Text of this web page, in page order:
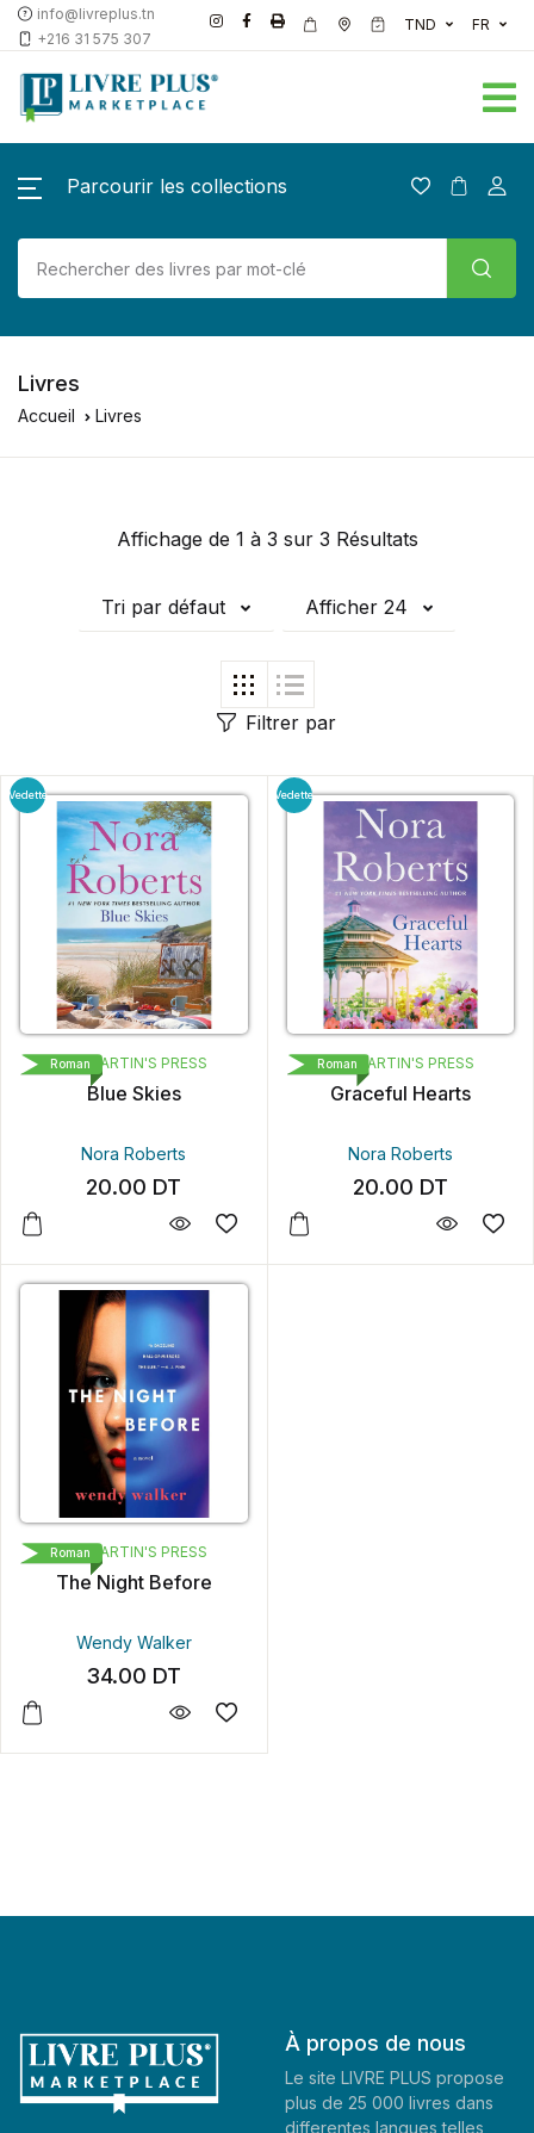
info@livreplus.tn
+216 31 575 307
TND FR
Parcourir les collections
Livres
Accueil Livres
Affichage de 1 à 3 sur 3 Résultats
Tri par défaut Afficher 24
Filtrer par
Vedette
ST. MARTIN'S PRESS
Blue Skies
Nora Roberts
20.00 DT
Roman
Vedette
ST. MARTIN'S PRESS
Graceful Hearts
Nora Roberts
20.00 DT
Roman
ST. MARTIN'S PRESS
The Night Before
Wendy Walker
34.00 DT
Roman
À propos de nous
Le site LIVRE PLUS propose
plus de 25 000 livres dans
differentes langues telles